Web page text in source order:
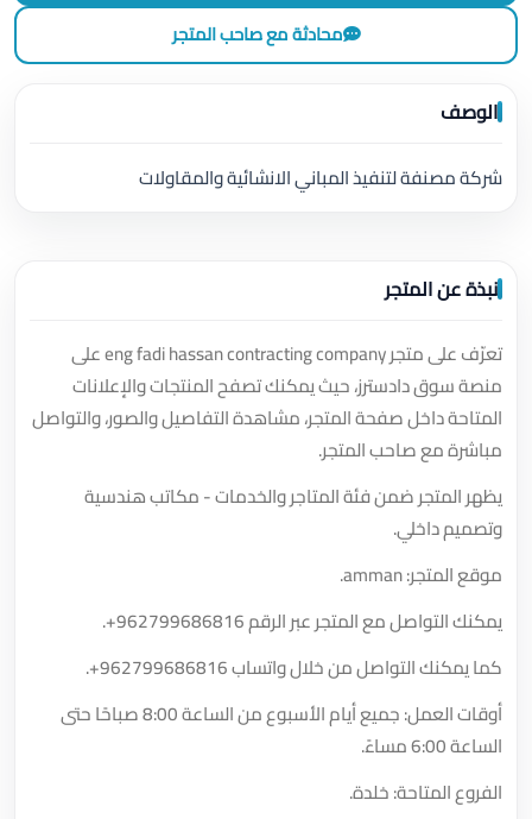
محادثة مع صاحب المتجر
الوصف
شركة مصنفة لتنفيذ المباني الانشائية والمقاولات
نبذة عن المتجر
تعرّف على متجر eng fadi hassan contracting company على
منصة سوق دادسترز، حيث يمكنك تصفح المنتجات والإعلانات
المتاحة داخل صفحة المتجر، مشاهدة التفاصيل والصور، والتواصل
مباشرة مع صاحب المتجر.
يظهر المتجر ضمن فئة المتاجر والخدمات - مكاتب هندسية
وتصميم داخلي.
موقع المتجر: amman.
يمكنك التواصل مع المتجر عبر الرقم+962799686816
.
كما يمكنك التواصل من خلال واتساب+962799686816
.
أوقات العمل: جميع أيام الأسبوع من الساعة 8:00 صباحًا حتى
الساعة 6:00 مساءً.
الفروع المتاحة: خلدة.